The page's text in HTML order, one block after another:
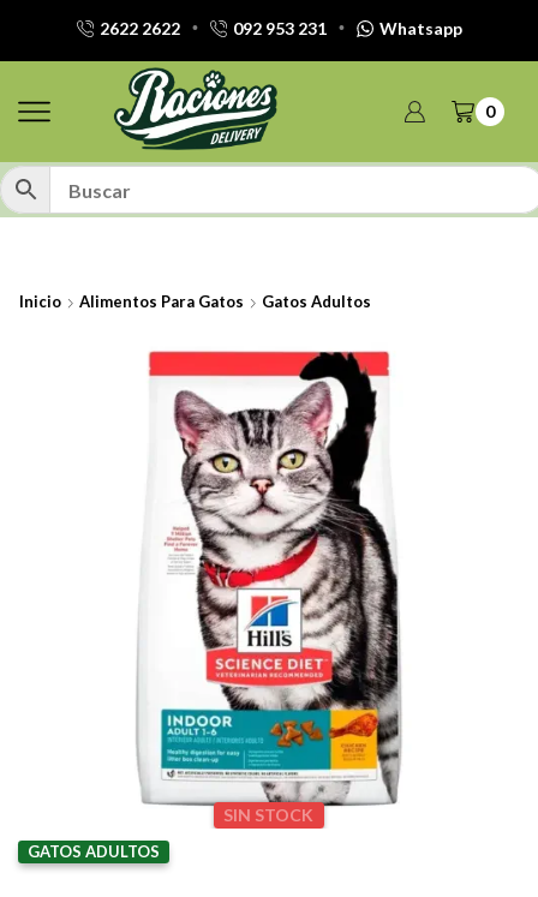
2622 2622 092 953 231 Whatsapp
0
Inicio Alimentos Para Gatos Gatos Adultos
SIN STOCK
GATOS ADULTOS